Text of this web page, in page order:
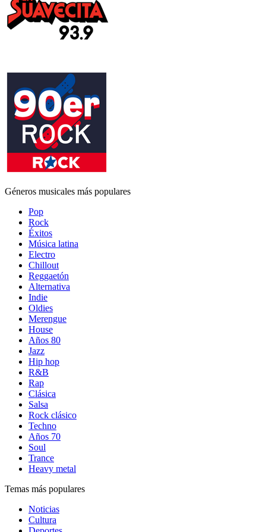
Géneros musicales más populares
Pop
Rock
Éxitos
Música latina
Electro
Chillout
Reggaetón
Alternativa
Indie
Oldies
Merengue
House
Años 80
Jazz
Hip hop
R&B
Rap
Clásica
Salsa
Rock clásico
Techno
Años 70
Soul
Trance
Heavy metal
Temas más populares
Noticias
Cultura